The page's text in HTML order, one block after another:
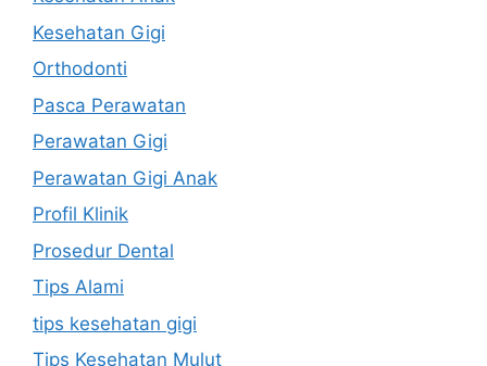
Kesehatan Gigi
Orthodonti
Pasca Perawatan
Perawatan Gigi
Perawatan Gigi Anak
Profil Klinik
Prosedur Dental
Tips Alami
tips kesehatan gigi
Tips Kesehatan Mulut